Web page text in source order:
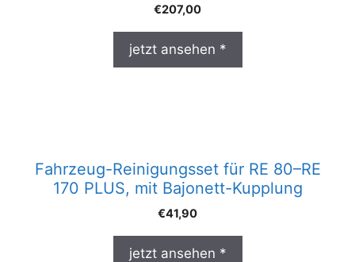
€207,00
jetzt ansehen *
Fahrzeug-Reinigungsset für RE 80–RE
170 PLUS, mit Bajonett-Kupplung
€41,90
jetzt ansehen *